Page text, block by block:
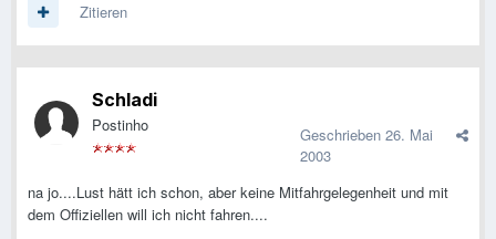
Zitieren
Schladi
Postinho Geschrieben 26. Mai
2003
na jo....Lust hätt ich schon, aber keine Mitfahrgelegenheit und mit
dem Offiziellen will ich nicht fahren....